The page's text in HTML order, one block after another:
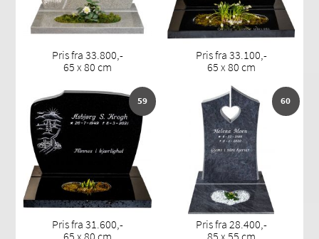
Pris fra 33.800,-
65 x 80 cm
Pris fra 33.100,-
65 x 80 cm
59
Pris fra 31.600,-
60
Pris fra 28.400,-